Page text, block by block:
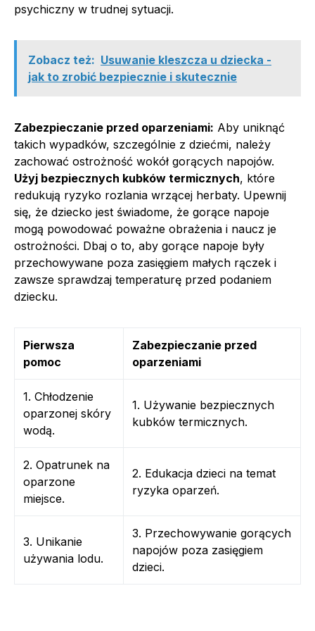
psychiczny w trudnej sytuacji.
Zobacz też: Usuwanie kleszcza u dziecka -
jak to zrobić bezpiecznie i skutecznie
Zabezpieczanie przed oparzeniami: Aby uniknąć
takich wypadków, szczególnie z dziećmi, należy
zachować ostrożność wokół gorących napojów.
Użyj bezpiecznych kubków termicznych, które
redukują ryzyko rozlania wrzącej herbaty. Upewnij
się, że dziecko jest świadome, że gorące napoje
mogą powodować poważne obrażenia i naucz je
ostrożności. Dbaj o to, aby gorące napoje były
przechowywane poza zasięgiem małych rączek i
zawsze sprawdzaj temperaturę przed podaniem
dziecku.
Pierwsza
pomoc
Zabezpieczanie przed
oparzeniami
1. Chłodzenie
oparzonej skóry
wodą.
1. Używanie bezpiecznych
kubków termicznych.
2. Opatrunek na
oparzone
miejsce.
2. Edukacja dzieci na temat
ryzyka oparzeń.
3. Unikanie
używania lodu.
3. Przechowywanie gorących
napojów poza zasięgiem
dzieci.